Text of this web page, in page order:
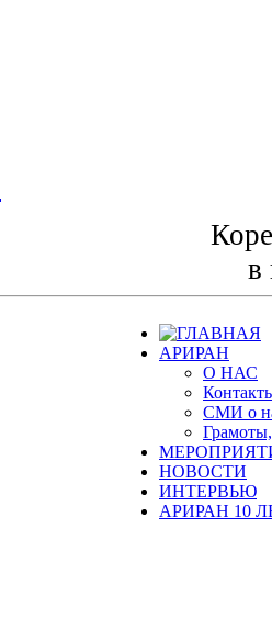
в
АРИРАН
О НАС
СМИ о
НОВОСТИ
ИНТЕРВЬЮ
АРИРАН 10